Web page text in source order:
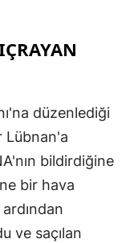
düzenlediği
Lübnan'a
bildirdiğine
bir hava
ardından
ve saçılan